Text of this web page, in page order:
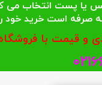
میباشد و روش ارسال را
و قیمت با